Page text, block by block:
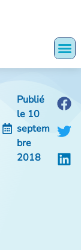
Publié
le 10
septem
bre
2018